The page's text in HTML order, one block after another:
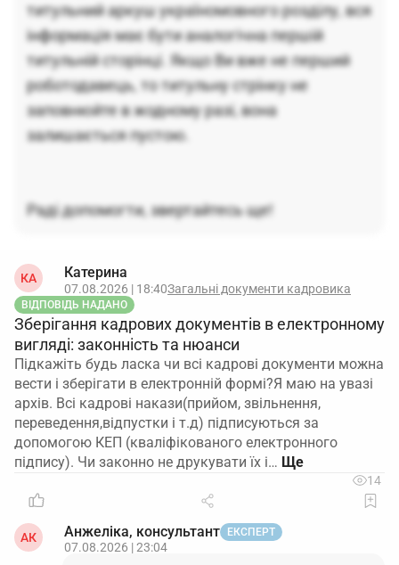
титульний аркуш україномовного розділу, вся
інформація має бути аналогічна першій
титульній сторінці. Якщо Ви вже не перший
роботодавець, то титульну стрінку не
заповнюйте в жодному разі, вона
залишається пустою.
Раді допомогти, звертайтесь ще!
КА Катерина
07.08.2026 | 18:40Загальні документи кадровика
ВІДПОВІДЬ НАДАНО
Зберігання кадрових документів в електронному
вигляді: законність та нюанси
Підкажіть будь ласка чи всі кадрові документи можна
вести і зберігати в електронній формі?Я маю на увазі
архів. Всі кадрові накази(прийом, звільнення,
переведення,відпустки і т.д) підписуються за
допомогою КЕП (кваліфікованого електронного
підпису). Чи законно не друкувати їх і…
14
АК Анжеліка, консультант ЕКСПЕРТ
07.08.2026 | 23:04